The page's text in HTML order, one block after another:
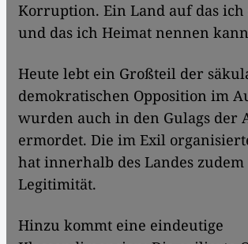
Korruption. Ein Land auf das ich
und das ich Heimat nennen
Heute lebt ein Großteil der
demokratischen Opposition im
wurden auch in den Gulags der
ermordet. Die im Exil
hat innerhalb des Landes
Legitimität.
Hinzu kommt eine eindeutige